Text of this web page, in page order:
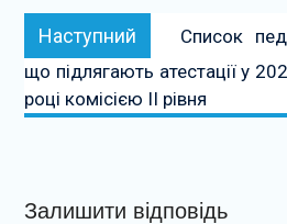
Наступний Наступний:
Список
що підлягають атестації у
році комісією ІІ рівня
Залишити відповідь